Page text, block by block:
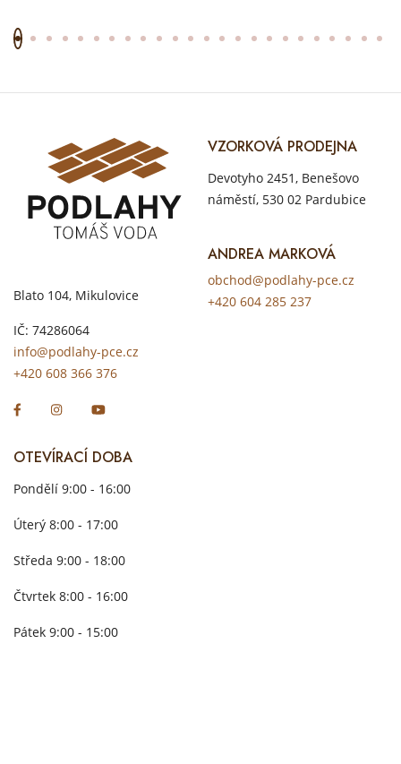
Blato 104, Mikulovice
IČ: 74286064
info@podlahy-pce.cz
+420 608 366 376
VZORKOVÁ PRODEJNA
Devotyho 2451, Benešovo
náměstí, 530 02 Pardubice
ANDREA MARKOVÁ
obchod@podlahy-pce.cz
+420 604 285 237
OTEVÍRACÍ DOBA
Pondělí 9:00 - 16:00
Úterý 8:00 - 17:00
Středa 9:00 - 18:00
Čtvrtek 8:00 - 16:00
Pátek 9:00 - 15:00